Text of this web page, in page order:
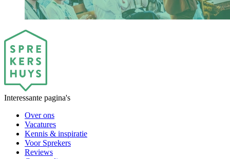
Interessante pagina's
Over ons
Vacatures
Kennis & inspiratie
Voor Sprekers
Reviews